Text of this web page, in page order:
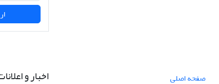
صفحه اصلی اخبار و